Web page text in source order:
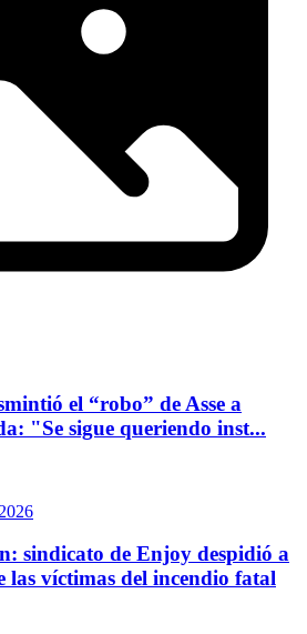
el “robo” de Asse a
"Se sigue queriendo inst...
sindicato de Enjoy despidió a
las víctimas del incendio fatal